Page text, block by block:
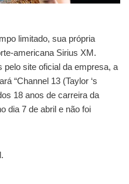
limitado, sua própria
americana Sirius XM.
pelo site oficial da empresa, a
“Channel 13 (Taylor ‘s
18 anos de carreira da
dia 7 de abril e não foi